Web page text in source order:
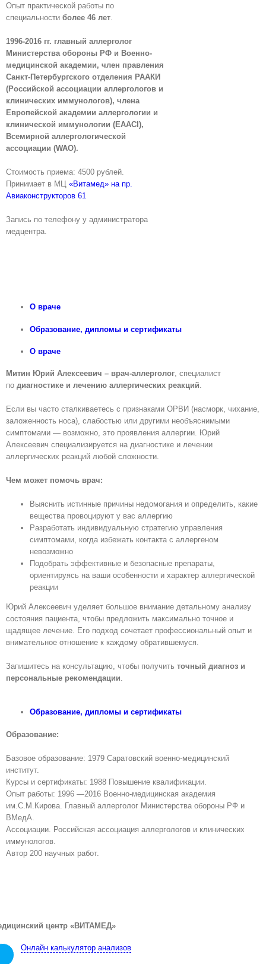
Опыт практической работы по
специальности более 46 лет
1996-2016 гг. главный аллерголог
Министерства обороны РФ и Военно-
медицинской академии, член правления
Санкт-Петербургского отделения РААКИ
(Российской ассоциации аллергологов и
клинических иммунологов), члена
Европейской академии аллергологии и
клинической иммунологии (EAACI),
Всемирной аллергологической
ассоциации (WAO).
Стоимость приема: 4500 рублей.
Принимает в МЦ «Витамед» на пр.
Авиаконструкторов 61
Запись по телефону у администратора
медцентра.
О враче
Образованиe, дипломы и сертификаты
О враче
Митин Юрий Алексеевич – врач-аллерголог, специалист
по диагностике и лечению аллергических реакций.
Если вы часто сталкиваетесь с признаками ОРВИ (насморк, чихание,
заложенность носа), слабостью или другими необъяснимыми
симптомами — возможно, это проявления аллергии. Юрий
Алексеевич специализируется на диагностике и лечении
аллергических реакций любой сложности.
Чем может помочь врач:
Выяснить истинные причины недомогания и определить, какие
вещества провоцируют у вас аллергию
Разработать индивидуальную стратегию управления
симптомами, когда избежать контакта с аллергеном
невозможно
Подобрать эффективные и безопасные препараты,
ориентируясь на ваши особенности и характер аллергической
реакции
Юрий Алексеевич уделяет большое внимание детальному анализу
состояния пациента, чтобы предложить максимально точное и
щадящее лечение. Его подход сочетает профессиональный опыт и
внимательное отношение к каждому обратившемуся.
Запишитесь на консультацию, чтобы получить точный диагноз и
персональные рекомендации.
Образованиe, дипломы и сертификаты
Образование:
Базовое образование: 1979 Саратовский военно-медицинский
институт.
Курсы и сертификаты: 1988 Повышение квалификации.
Опыт работы: 1996 —2016 Военно-медицинская академия
им.С.М.Кирова. Главный аллерголог Министерства обороны РФ и
ВМедА.
Ассоциации. Российская ассоциация аллергологов и клинических
иммунологов.
Автор 200 научных работ.
центр «ВИТАМЕД»
Онлайн калькулятор анализов